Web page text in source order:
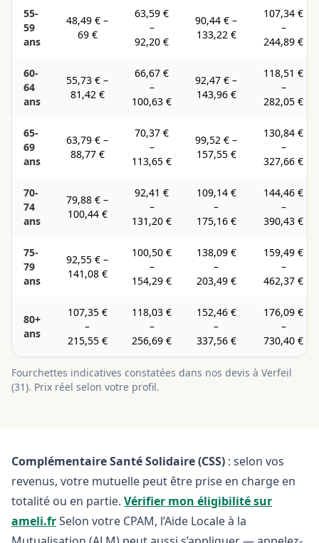
55-
59
ans
48,49 € –
69 €
63,59 €
–
92,20 €
90,44 € –
133,22 €
107,34 €
–
244,89 €
60-
64
ans
55,73 € –
81,42 €
66,67 €
–
100,63 €
92,47 € –
143,96 €
118,51 €
–
282,05 €
65-
69
ans
63,79 € –
88,77 €
70,37 €
–
113,65 €
99,52 € –
157,55 €
130,84 €
–
327,66 €
70-
74
ans
79,88 € –
100,44 €
92,41 €
–
131,20 €
109,14 €
–
175,16 €
144,46 €
–
390,43 €
75-
79
ans
92,55 € –
141,08 €
100,50 €
–
154,29 €
138,09 €
–
203,49 €
159,49 €
–
462,37 €
80+
ans
107,35 €
–
215,55 €
118,03 €
–
256,69 €
152,46 €
–
337,56 €
176,09 €
–
730,40 €
Fourchettes indicatives constatées dans nos devis à Verfeil
(31). Prix réel selon votre profil.
Complémentaire Santé Solidaire (CSS) : selon vos
revenus, votre mutuelle peut être prise en charge en
totalité ou en partie. Vérifier mon éligibilité sur
ameli.frSelon votre CPAM, l’Aide Locale à la